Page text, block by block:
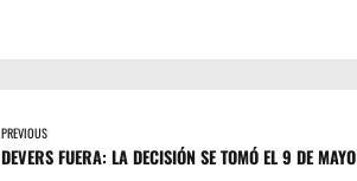
PREVIOUS
DEVERS FUERA: LA DECISIÓN SE TOMÓ EL 9 DE MAYO